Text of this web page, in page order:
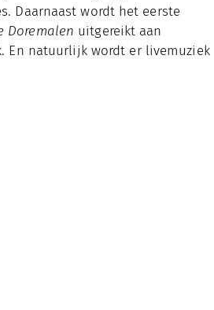
Daarnaast wordt het eerste
Doremalen uitgereikt aan
En natuurlijk wordt er livemuziek